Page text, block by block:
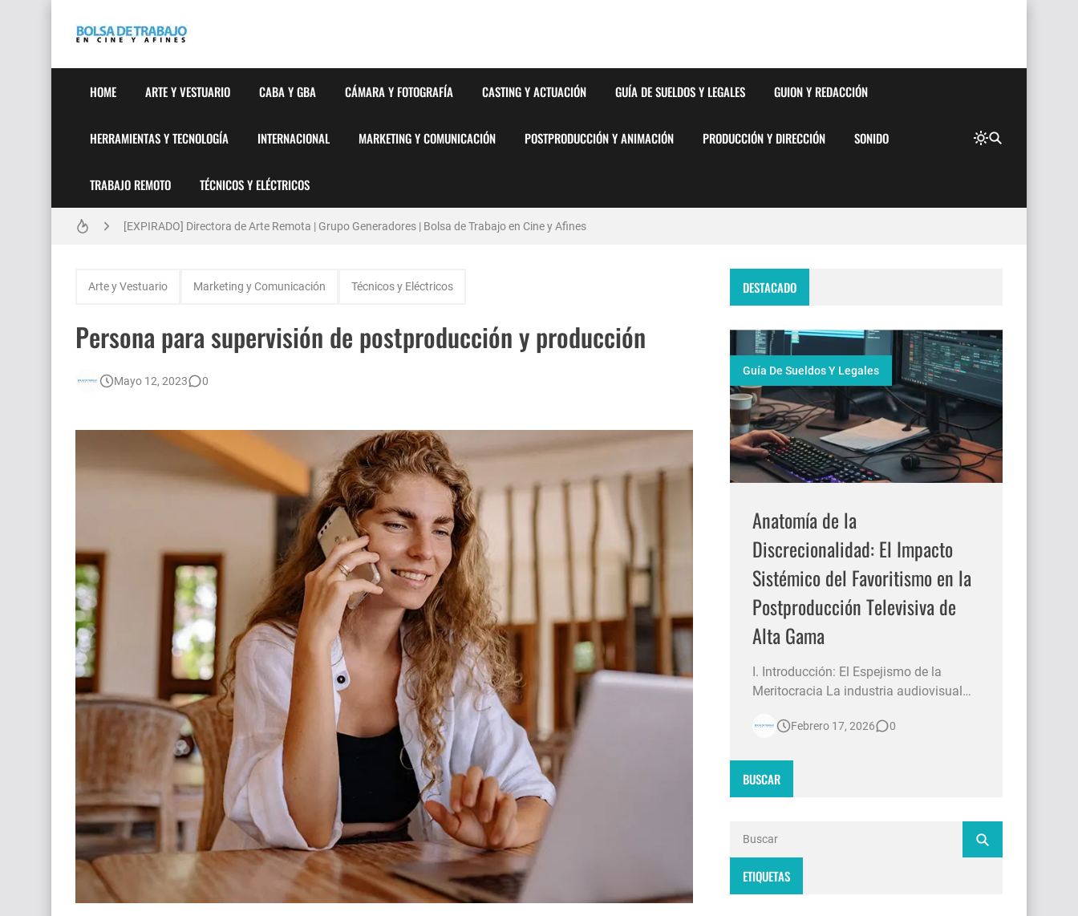
HOME ARTE Y VESTUARIO CABA Y GBA CÁMARA Y FOTOGRAFÍA CASTING Y ACTUACIÓN GUÍA DE SUELDOS Y LEGALES GUION Y REDACCIÓN
HERRAMIENTAS Y TECNOLOGÍA INTERNACIONAL MARKETING Y COMUNICACIÓN POSTPRODUCCIÓN Y ANIMACIÓN PRODUCCIÓN Y DIRECCIÓN SONIDO
TRABAJO REMOTO TÉCNICOS Y ELÉCTRICOS
Técnicas de Organización del Día Laboral
[EXPIRADO] Directora de Arte Remota | Grupo Generadores | Bolsa de Trabajo en Cine y Afines
[EXPIRADO] Productor BTL | Feedback Group | Bolsa de Trabajo en Cine y Afines
🌎 Video Editor Ads - Naked & Thriving (Remoto)
Búsqueda: Diseñador/a Gráfico Freelance - Cornelia (Remoto)
EXPIRADO: Creative Director en BLOODY (Madrid, España) - Referencia Salarial
Guía definitiva para buscar trabajo de Cine en Argentina (2026) | Sueldos y Sindicatos
Arte y Vestuario Marketing y Comunicación Técnicos y Eléctricos
Persona para supervisión de postproducción y producción
Mayo 12, 2023 0
DESTACADO
Guía De Sueldos Y Legales
Anatomía de la
Discrecionalidad: El Impacto
Sistémico del Favoritismo en la
Postproducción Televisiva de
Alta Gama
I. Introducción: El Espejismo de la
Meritocracia La industria audiovisual
contradicciones estructurales. Mientras
tecnología 4K, escenografías de
Febrero 17, 2026 0
BUSCAR
ETIQUETAS